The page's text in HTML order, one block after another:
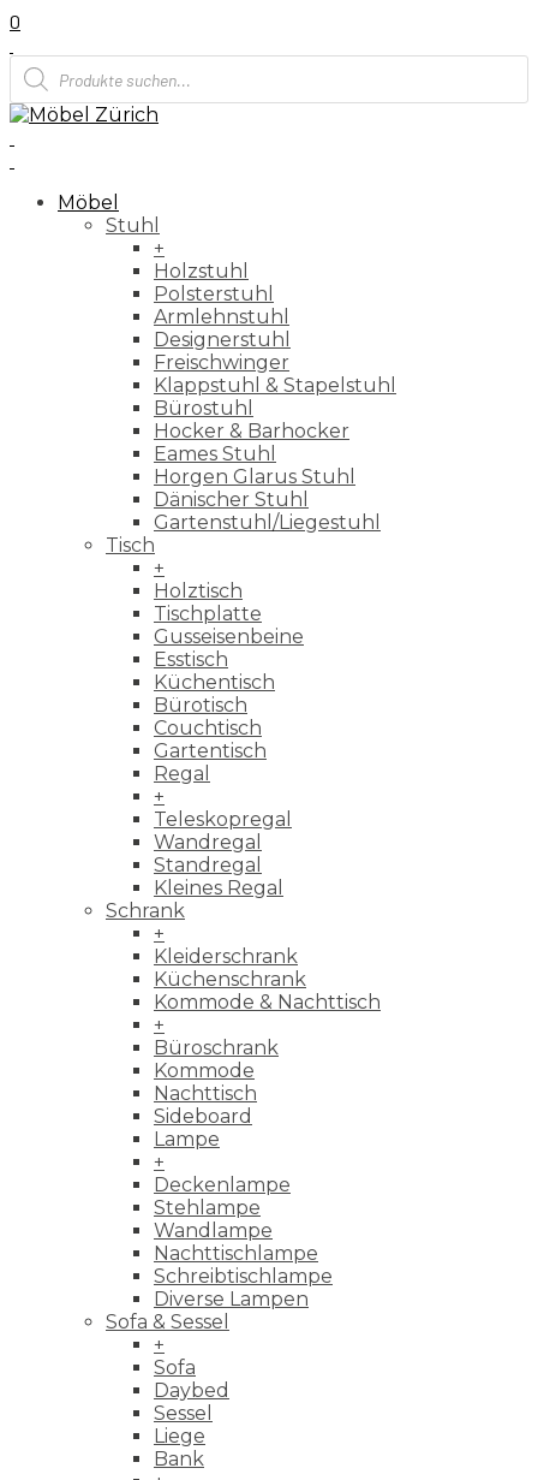
0
Products
search
Möbel
Stuhl
+
Holzstuhl
Polsterstuhl
Armlehnstuhl
Designerstuhl
Freischwinger
Klappstuhl & Stapelstuhl
Bürostuhl
Hocker & Barhocker
Eames Stuhl
Horgen Glarus Stuhl
Dänischer Stuhl
Gartenstuhl/Liegestuhl
Tisch
+
Holztisch
Tischplatte
Gusseisenbeine
Esstisch
Küchentisch
Bürotisch
Couchtisch
Gartentisch
Regal
+
Teleskopregal
Wandregal
Standregal
Kleines Regal
Schrank
+
Kleiderschrank
Küchenschrank
Kommode & Nachttisch
+
Büroschrank
Kommode
Nachttisch
Sideboard
Lampe
+
Deckenlampe
Stehlampe
Wandlampe
Nachttischlampe
Schreibtischlampe
Diverse Lampen
Sofa & Sessel
+
Sofa
Daybed
Sessel
Liege
Bank